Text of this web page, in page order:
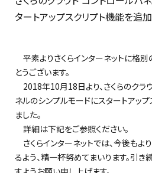
タートアップスクリプト機能を追加
平素よりさくらインターネットに格
とうございます。
2018年10月18日より、さくらのクラ
ネルのシンプルモードにスタートアッ
ました。
詳細は下記をご参照ください。
さくらインターネットでは、今後も
るよう、精一杯努めてまいります。引